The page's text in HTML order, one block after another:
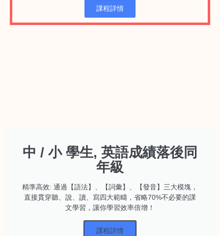
課程詳情
中 / 小 學生, 英語成績落後同
年級
精準高效: 通過【語法】、【詞彙】、【發音】三大模塊，
直接貫穿聽、說、讀、寫四大範疇，省略70%不必要的課
文學習，讓你學習效率倍增！
課程詳情